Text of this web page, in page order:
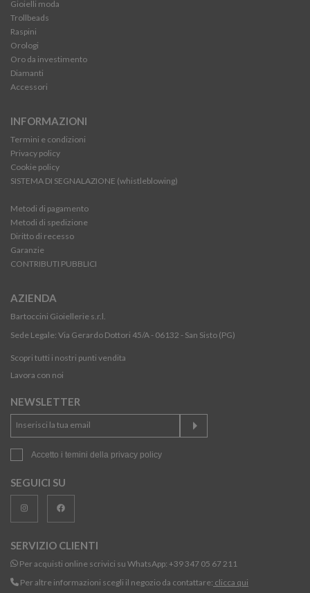
Gioielli moda
Trollbeads
Raspini
Orologi
Oro da investimento
Diamanti
Accessori
INFORMAZIONI
Termini e condizioni
Privacy policy
Cookie policy
SISTEMA DI SEGNALAZIONE (whistleblowing)
Metodi di pagamento
Metodi di spedizione
Diritto di recesso
Garanzie
CONTRIBUTI PUBBLICI
AZIENDA
Bartoccini Gioiellerie s.r.l.
Sede Legale: Via Gerardo Dottori 45/A - 06132 - San Sisto (PG)
Scopri tutti i nostri punti vendita
Lavora con noi
NEWSLETTER
Accetto i temini della privacy policy
SEGUICI SU
SERVIZIO CLIENTI
Per acquisti online scrivici su WhatsApp: +39 347 05 67 211
Per altre informazioni scegli il negozio da contattare: clicca qui